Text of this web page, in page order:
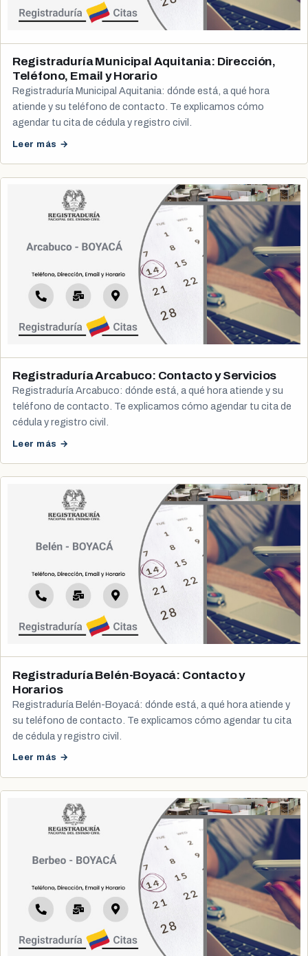
Registraduría Municipal Aquitania: Dirección,
Teléfono, Email y Horario
Registraduría Municipal Aquitania: dónde está, a qué hora
atiende y su teléfono de contacto. Te explicamos cómo
agendar tu cita de cédula y registro civil.
Leer más →
Registraduría Arcabuco: Contacto y Servicios
Registraduría Arcabuco: dónde está, a qué hora atiende y su
teléfono de contacto. Te explicamos cómo agendar tu cita de
cédula y registro civil.
Leer más →
Registraduría Belén-Boyacá: Contacto y
Horarios
Registraduría Belén-Boyacá: dónde está, a qué hora atiende y
su teléfono de contacto. Te explicamos cómo agendar tu cita
de cédula y registro civil.
Leer más →